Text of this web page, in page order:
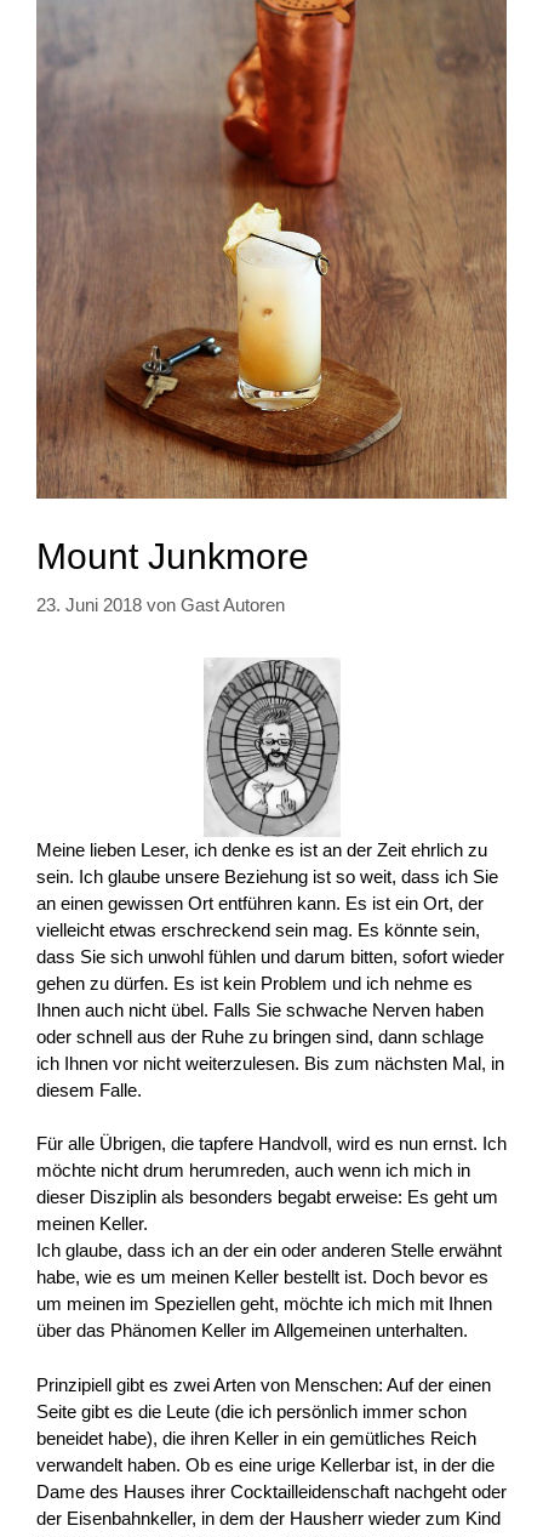
Mount Junkmore
23. Juni 2018 von Gast Autoren
Meine lieben Leser, ich denke es ist an der Zeit ehrlich zu
sein. Ich glaube unsere Beziehung ist so weit, dass ich Sie
an einen gewissen Ort entführen kann. Es ist ein Ort, der
vielleicht etwas erschreckend sein mag. Es könnte sein,
dass Sie sich unwohl fühlen und darum bitten, sofort wieder
gehen zu dürfen. Es ist kein Problem und ich nehme es
Ihnen auch nicht übel. Falls Sie schwache Nerven haben
oder schnell aus der Ruhe zu bringen sind, dann schlage
ich Ihnen vor nicht weiterzulesen. Bis zum nächsten Mal, in
diesem Falle.
Für alle Übrigen, die tapfere Handvoll, wird es nun ernst. Ich
möchte nicht drum herumreden, auch wenn ich mich in
dieser Disziplin als besonders begabt erweise: Es geht um
meinen Keller.
Ich glaube, dass ich an der ein oder anderen Stelle erwähnt
habe, wie es um meinen Keller bestellt ist. Doch bevor es
um meinen im Speziellen geht, möchte ich mich mit Ihnen
über das Phänomen Keller im Allgemeinen unterhalten.
Prinzipiell gibt es zwei Arten von Menschen: Auf der einen
Seite gibt es die Leute (die ich persönlich immer schon
beneidet habe), die ihren Keller in ein gemütliches Reich
verwandelt haben. Ob es eine urige Kellerbar ist, in der die
Dame des Hauses ihrer Cocktailleidenschaft nachgeht oder
der Eisenbahnkeller, in dem der Hausherr wieder zum Kind